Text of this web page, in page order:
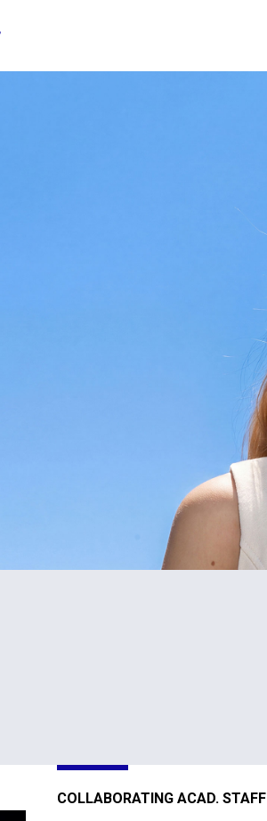
#1
in Cyprus
Sustainability
Ratings 2026
COLLABORATING ACAD. STAFF